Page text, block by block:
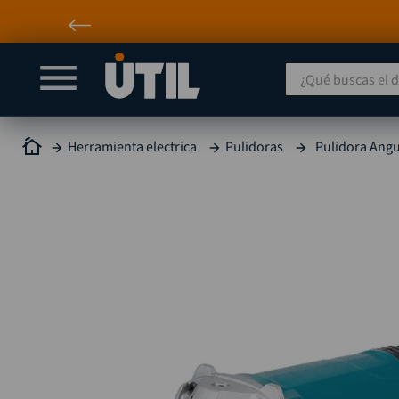
¿Qué buscas el día
Herramienta electrica Pulidoras Pulidora